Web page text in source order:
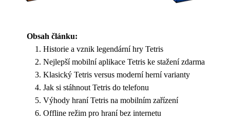
Obsah článku:
Historie a vznik legendární hry Tetris
Nejlepší mobilní aplikace Tetris ke stažení zdarma
Klasický Tetris versus moderní herní varianty
Jak si stáhnout Tetris do telefonu
Výhody hraní Tetris na mobilním zařízení
Offline režim pro hraní bez internetu